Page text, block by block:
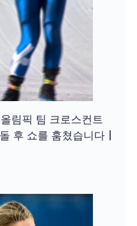
림픽 팀 크로스컨트
후 쇼를 훔쳤습니다 |